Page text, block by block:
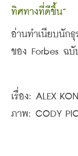
ทิศทางที่ดีขึ้น”
อ่านทำเนียบนักธุ
ของ Forbes ฉบั
เรื่อง: ALEX
ภาพ: CODY